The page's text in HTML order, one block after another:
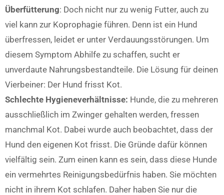
Überfütterung: Doch nicht nur zu wenig Futter, auch zu
viel kann zur Koprophagie führen. Denn ist ein Hund
überfressen, leidet er unter Verdauungsstörungen. Um
diesem Symptom Abhilfe zu schaffen, sucht er
unverdaute Nahrungsbestandteile. Die Lösung für deinen
Vierbeiner: Der Hund frisst Kot.
Schlechte Hygieneverhältnisse: Hunde, die zu mehreren
ausschließlich im Zwinger gehalten werden, fressen
manchmal Kot. Dabei wurde auch beobachtet, dass der
Hund den eigenen Kot frisst. Die Gründe dafür können
vielfältig sein. Zum einen kann es sein, dass diese Hunde
ein vermehrtes Reinigungsbedürfnis haben. Sie möchten
nicht in ihrem Kot schlafen. Daher haben Sie nur die